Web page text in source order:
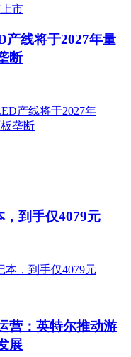
线将于2027年量
断
，到手仅4079元
营：英特尔推动游
展